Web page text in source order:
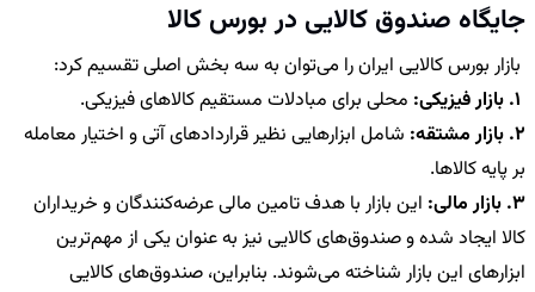
جایگاه صندوق کالایی در بورس کالا
بازار بورس کالایی ایران را می‌توان به سه بخش اصلی تقسیم کرد:
بازار فیزیکی: محلی برای مبادلات مستقیم کالاهای فیزیکی.
2. بازار مشتقه:
شامل ابزارهایی نظیر قراردادهای آتی و اختیار معامله
بر پایه کالاها.
3. بازار مالی:
این بازار با هدف تامین مالی عرضه‌کنندگان و خریداران
کالا ایجاد شده و صندوق‌های کالایی نیز به عنوان یکی از مهم‌ترین
ابزارهای این بازار شناخته می‌شوند. بنابراین، صندوق‌های کالایی